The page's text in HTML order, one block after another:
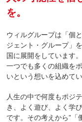
を。
ウィルグループは「個
ジェント・グループ」
国に展開をしています
一つでも多くの組織を
いという想いを込めてい
人生の中で何度もポジ
き、よく遊び、よく学
です。その考えから”